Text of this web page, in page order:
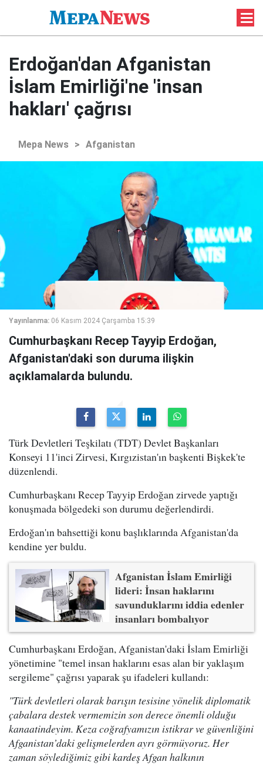
Erdoğan'dan Afganistan
İslam Emirliği'ne 'insan
hakları' çağrısı
Mepa News > Afganistan
Yayınlanma: 06 Kasım 2024 Çarşamba 15:39
Cumhurbaşkanı Recep Tayyip Erdoğan,
Afganistan'daki son duruma ilişkin
açıklamalarda bulundu.
Türk Devletleri Teşkilatı (TDT) Devlet Başkanları
Konseyi 11'inci Zirvesi, Kırgızistan'ın başkenti Bişkek'te
düzenlendi.
Cumhurbaşkanı Recep Tayyip Erdoğan zirvede yaptığı
konuşmada bölgedeki son durumu değerlendirdi.
Erdoğan'ın bahsettiği konu başlıklarında Afganistan'da
kendine yer buldu.
Afganistan İslam Emirliği
lideri: İnsan haklarını
savunduklarını iddia edenler
insanları bombalıyor
Cumhurbaşkanı Erdoğan, Afganistan'daki İslam Emirliği
yönetimine "temel insan haklarını esas alan bir yaklaşım
sergileme" çağrısı yaparak şu ifadeleri kullandı:
"Türk devletleri olarak barışın tesisine yönelik diplomatik
çabalara destek vermemizin son derece önemli olduğu
kanaatindeyim. Keza coğrafyamızın istikrar ve güvenliğini
Afganistan’daki gelişmelerden ayrı görmüyoruz. Her
zaman söylediğimiz gibi kardeş Afgan halkının